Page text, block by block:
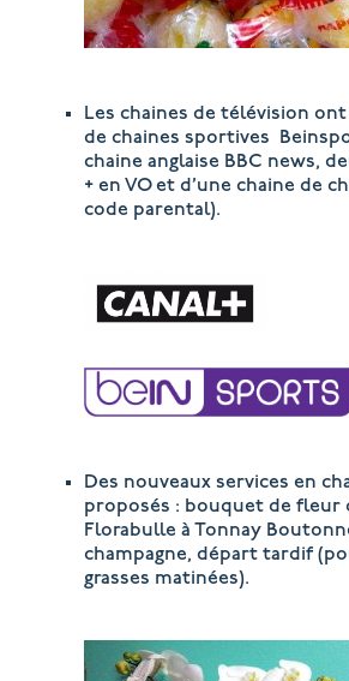
Les chaines de télévision
de chaines sportives
chaine anglaise BBC news,
+ en VO et d’une chaine de
code parental).
Des nouveaux services en
proposés : bouquet de fleur
Florabulle à Tonnay
champagne, départ tardif
grasses matinées).